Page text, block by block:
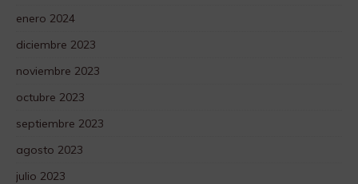
enero 2024
diciembre 2023
noviembre 2023
octubre 2023
septiembre 2023
agosto 2023
julio 2023